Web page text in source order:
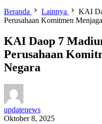
Beranda Lainnya
KAI
Perusahaan Komitmen
KAI Daop 7
Perusahaan
Negara
updatenews
Oktober 8, 2025